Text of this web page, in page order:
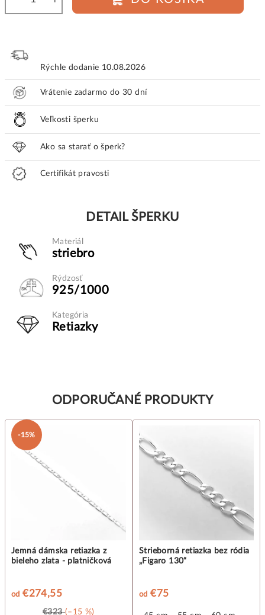
Rýchle dodanie 10.08.2026
Vrátenie zadarmo do 30 dní
Veľkosti šperku
Ako sa starať o šperk?
Certifikát pravosti
DETAIL ŠPERKU
Materiál
striebro
Rýdzosť
925/1000
Kategória
Retiazky
ODPORUČANÉ PRODUKTY
-15%
Jemná dámska retiazka z
bieleho zlata - platničková
od €274,55
€323 (–15 %)
Strieborná retiazka bez ródia
„Figaro 130“
od €75